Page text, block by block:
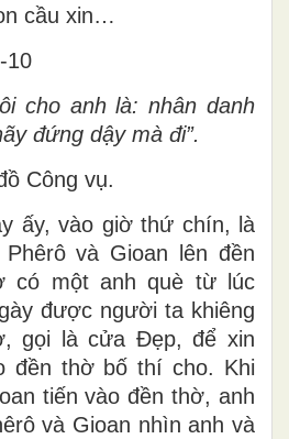
cầu xin…
10
cho anh là: nhân danh
đứng dậy mà đi”.
Công vụ.
ấy, vào giờ thứ chín, là
và Gioan lên đền
có một anh què từ lúc
được người ta khiêng
gọi là cửa Đẹp, để xin
đền thờ bố thí cho. Khi
tiến vào đền thờ, anh
và Gioan nhìn anh và